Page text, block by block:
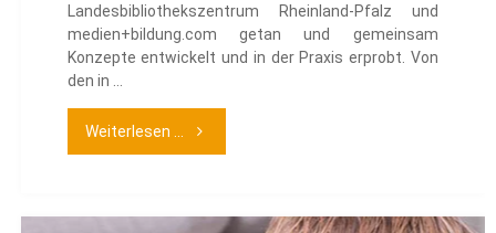
Landesbibliothekszentrum Rheinland-Pfalz und
medien+bildung.com getan und gemeinsam
Konzepte entwickelt und in der Praxis erprobt. Von
den in …
Weiterlesen ... "Leseförderung
Medienbildung